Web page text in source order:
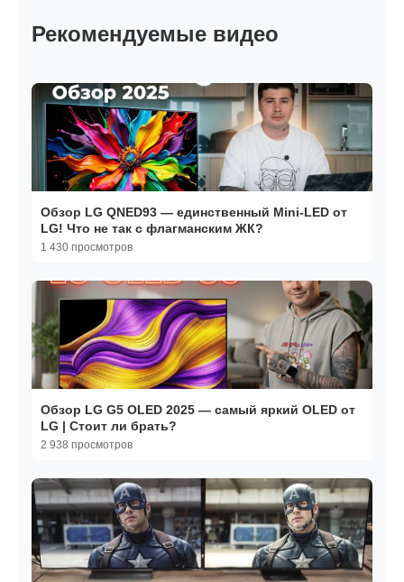
Рекомендуемые видео
Обзор LG QNED93 — единственный Mini-LED от
LG! Что не так с флагманским ЖК?
1 430 просмотров
Обзор LG G5 OLED 2025 — самый яркий OLED от
LG | Стоит ли брать?
2 938 просмотров